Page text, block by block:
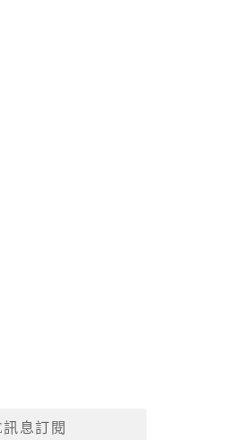
息訂閱